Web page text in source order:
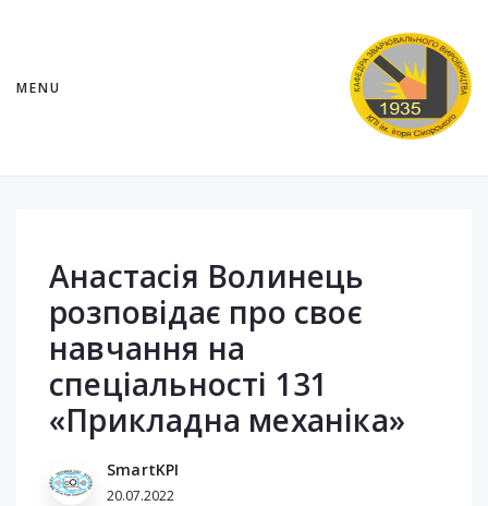
MENU
Анастасія Волинець
розповідає про своє
навчання на
спеціальності 131
«Прикладна механіка»
SmartKPI
20.07.2022